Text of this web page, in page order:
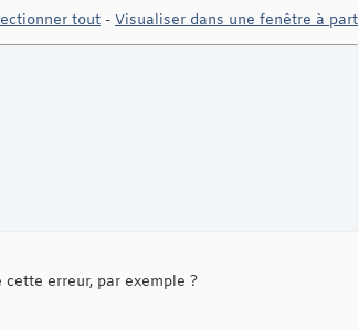
tout - Visualiser dans une fenêtre à part
erreur, par exemple ?